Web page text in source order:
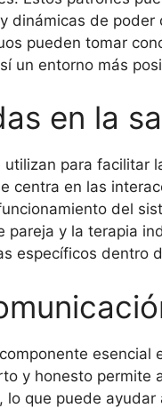
dinámicas de
pueden tomar
un entorno más
en la
para facilitar
centra en las
del
pareja y la terapia
específicos dentro
esencial
y honesto permite
que puede